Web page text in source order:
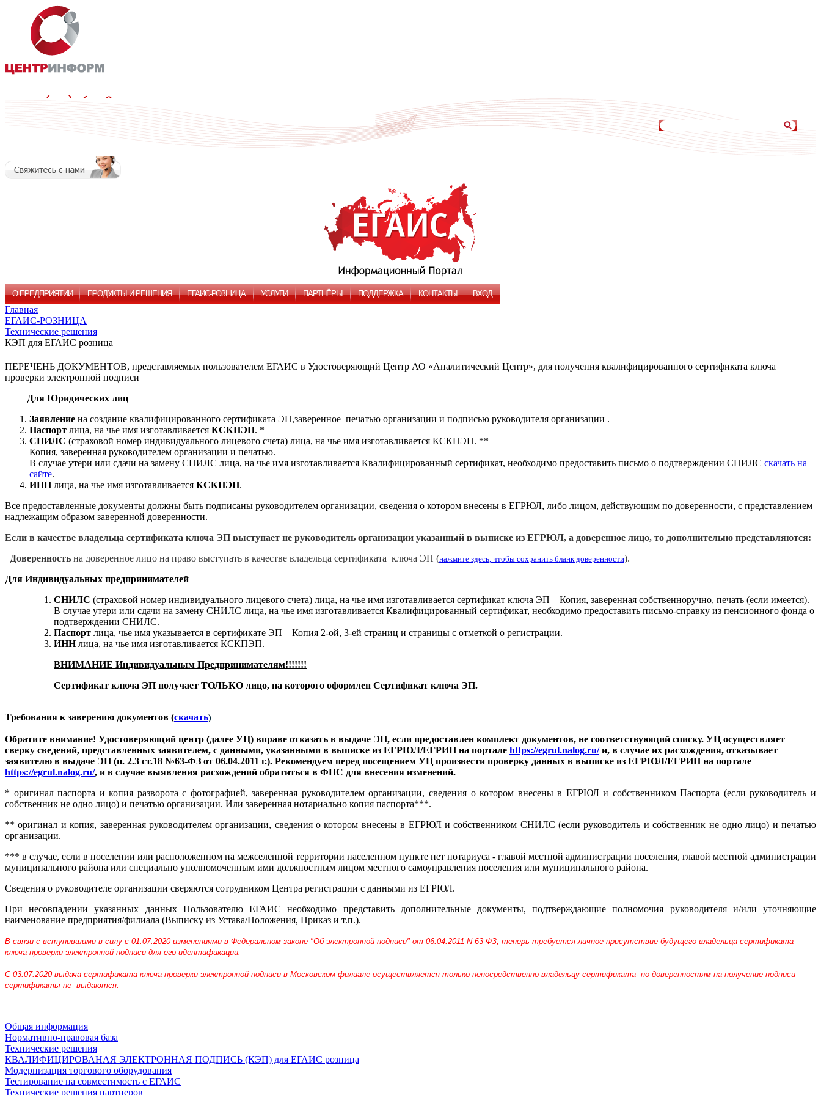
О ПРЕДПРИЯТИИ ПРОДУКТЫ И РЕШЕНИЯ ЕГАИС-РОЗНИЦА УСЛУГИ ПАРТНЁРЫ ПОДДЕРЖКА КОНТАКТЫ ВХОД
Главная
ЕГАИС-РОЗНИЦА
Технические решения
КЭП для ЕГАИС розница
ПЕРЕЧЕНЬ ДОКУМЕНТОВ, представляемых пользователем ЕГАИС в Удостоверяющий Центр АО «Аналитический Центр», для получения квалифицированного сертификата ключа
проверки электронной подписи
Для Юридических лиц
Заявление на создание квалифицированного сертификата ЭП,заверенное печатью организации и подписью руководителя организации .
Паспорт лица, на чье имя изготавливается КСКПЭП. *
СНИЛС (страховой номер индивидуального лицевого счета) лица, на чье имя изготавливается КСКПЭП. **
Копия, заверенная руководителем организации и печатью.
В случае утери или сдачи на замену СНИЛС лица, на чье имя изготавливается Квалифицированный сертификат, необходимо предоставить письмо о подтверждении СНИЛС скачать на
сайте.
ИННлица, на чье имя изготавливается КСКПЭП.
Все предоставленные документы должны быть подписаны руководителем организации, сведения о котором внесены в ЕГРЮЛ, либо лицом, действующим по доверенности, с представлением
надлежащим образом заверенной доверенности.
Если в качестве владельца сертификата ключа ЭП выступает не руководитель организации указанный в выписке из ЕГРЮЛ, а доверенное лицо, то дополнительно представляются:
Доверенность на доверенное лицо на право выступать в качестве владельца сертификата ключа ЭП (нажмите здесь, чтобы сохранить бланк доверенности).
Для Индивидуальных предпринимателей
СНИЛС (страховой номер индивидуального лицевого счета) лица, на чье имя изготавливается сертификат ключа ЭП – Копия, заверенная собственноручно, печать (если имеется).
В случае утери или сдачи на замену СНИЛС лица, на чье имя изготавливается Квалифицированный сертификат, необходимо предоставить письмо-справку из пенсионного фонда о
подтверждении СНИЛС.
Паспорт лица, чье имя указывается в сертификате ЭП – Копия 2-ой, 3-ей страниц и страницы с отметкой о регистрации.
ИННлица, на чье имя изготавливается КСКПЭП.
ВНИМАНИЕ Индивидуальным Предпринимателям!!!!!!!
Сертификат ключа ЭП получает ТОЛЬКО лицо, на которого оформлен Сертификат ключа ЭП.
Требования к заверению документов (скачать)
Обратите внимание! Удостоверяющий центр (далее УЦ) вправе отказать в выдаче ЭП, если предоставлен комплект документов, не соответствующий списку. УЦ осуществляет
сверку сведений, представленных заявителем, с данными, указанными в выписке из ЕГРЮЛ/ЕГРИП на портале https://egrul.nalog.ru/и, в случае их расхождения, отказывает
заявителю в выдаче ЭП (п. 2.3 ст.18 №63-ФЗ от 06.04.2011 г.). Рекомендуем перед посещением УЦ произвести проверку данных в выписке из ЕГРЮЛ/ЕГРИП на портале
https://egrul.nalog.ru/, и в случае выявления расхождений обратиться в ФНС для внесения изменений.
* оригинал паспорта и копия разворота с фотографией, заверенная руководителем организации, сведения о котором внесены в ЕГРЮЛ и собственником Паспорта (если руководитель и
собственник не одно лицо) и печатью организации. Или заверенная нотариально копия паспорта***.
** оригинал и копия, заверенная руководителем организации, сведения о котором внесены в ЕГРЮЛ и собственником СНИЛС (если руководитель и собственник не одно лицо) и печатью
организации.
*** в случае, если в поселении или расположенном на межселенной территории населенном пункте нет нотариуса - главой местной администрации поселения, главой местной администрации
муниципального района или специально уполномоченным ими должностным лицом местного самоуправления поселения или муниципального района.
Сведения о руководителе организации сверяются сотрудником Центра регистрации с данными из ЕГРЮЛ.
При несовпадении указанных данных Пользователю ЕГАИС необходимо представить дополнительные документы, подтверждающие полномочия руководителя и/или уточняющие
наименование предприятия/филиала (Выписку из Устава/Положения, Приказ и т.п.).
В связи с вступившими в силу с 01.07.2020 изменениями в Федеральном законе "Об электронной подписи" от 06.04.2011 N 63-ФЗ, теперь требуется личное присутствие будущего владельца сертификата
ключа проверки электронной подписи для его идентификации.
С 03.07.2020 выдача сертификата ключа проверки электронной подписи в Московском филиале осуществляется только непосредственно владельцу сертификата- по доверенностям на получение подписи
сертификаты не выдаются.
Общая информация
Нормативно-правовая база
Технические решения
КВАЛИФИЦИРОВАНАЯ ЭЛЕКТРОННАЯ ПОДПИСЬ (КЭП) для ЕГАИС розница
Модернизация торгового оборудования
Тестирование на совместимость с ЕГАИС
Технические решения партнеров